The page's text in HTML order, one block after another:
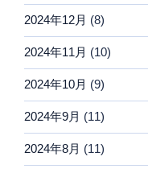
2024年12月 (8)
2024年11月 (10)
2024年10月 (9)
2024年9月 (11)
2024年8月 (11)